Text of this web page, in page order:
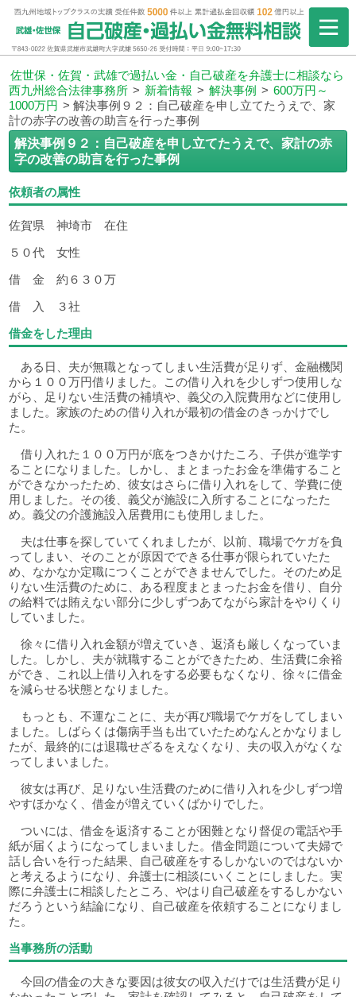
佐世保・佐賀・武雄で過払い金・自己破産を弁護士に相談なら
西九州総合法律事務所 > 新着情報 > 解決事例 > 600万円～
1000万円 >解決事例９２：自己破産を申し立てたうえで、家
計の赤字の改善の助言を行った事例
解決事例９２：自己破産を申し立てたうえで、家計の赤
字の改善の助言を行った事例
依頼者の属性
佐賀県 神埼市 在住
５０代 女性
借 金 約６３０万
借 入 ３社
借金をした理由
ある日、夫が無職となってしまい生活費が足りず、金融機関
から１００万円借りました。この借り入れを少しずつ使用しな
がら、足りない生活費の補填や、義父の入院費用などに使用し
ました。家族のための借り入れが最初の借金のきっかけでし
た。
借り入れた１００万円が底をつきかけたころ、子供が進学す
ることになりました。しかし、まとまったお金を準備すること
ができなかったため、彼女はさらに借り入れをして、学費に使
用しました。その後、義父が施設に入所することになったた
め。義父の介護施設入居費用にも使用しました。
夫は仕事を探していてくれましたが、以前、職場でケガを負
ってしまい、そのことが原因でできる仕事が限られていたた
め、なかなか定職につくことができませんでした。そのため足
りない生活費のために、ある程度まとまったお金を借り、自分
の給料では賄えない部分に少しずつあてながら家計をやりくり
していました。
徐々に借り入れ金額が増えていき、返済も厳しくなっていま
した。しかし、夫が就職することができたため、生活費に余裕
ができ、これ以上借り入れをする必要もなくなり、徐々に借金
を減らせる状態となりました。
もっとも、不運なことに、夫が再び職場でケガをしてしまい
ました。しばらくは傷病手当も出ていたためなんとかなりまし
たが、最終的には退職せざるをえなくなり、夫の収入がなくな
ってしまいました。
彼女は再び、足りない生活費のために借り入れを少しずつ増
やすほかなく、借金が増えていくばかりでした。
ついには、借金を返済することが困難となり督促の電話や手
紙が届くようになってしまいました。借金問題について夫婦で
話し合いを行った結果、自己破産をするしかないのではないか
と考えるようになり、弁護士に相談にいくことにしました。実
際に弁護士に相談したところ、やはり自己破産をするしかない
だろうという結論になり、自己破産を依頼することになりまし
た。
当事務所の活動
今回の借金の大きな要因は彼女の収入だけでは生活費が足り